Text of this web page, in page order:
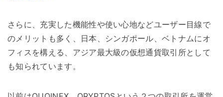
さらに、充実した機能性や使い心地などユーザー目線で
のメリットも多く、日本、シンガポール、ベトナムにオ
フィスを構える、アジア最大級の仮想通貨取引所として
も知られています。